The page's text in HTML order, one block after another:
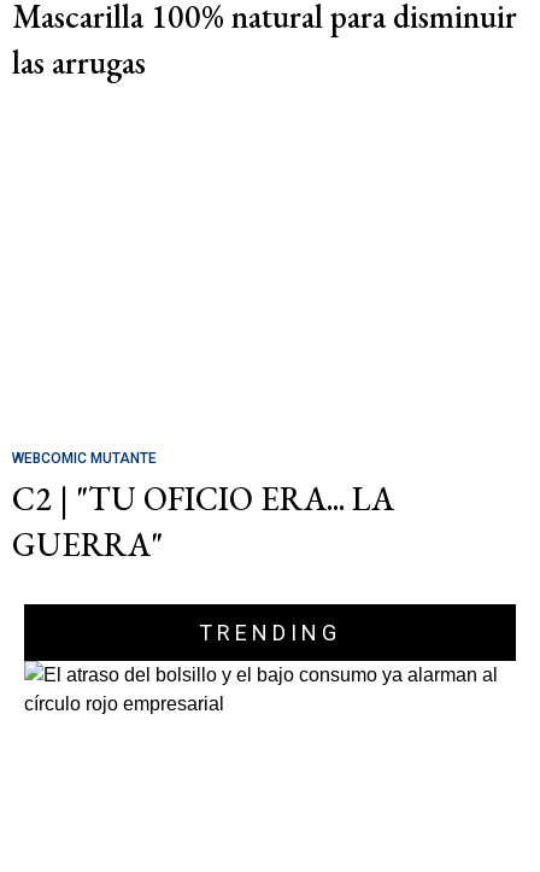
Mascarilla 100% natural para disminuir
las arrugas
WEBCOMIC MUTANTE
C2 | "TU OFICIO ERA... LA
GUERRA"
TRENDING